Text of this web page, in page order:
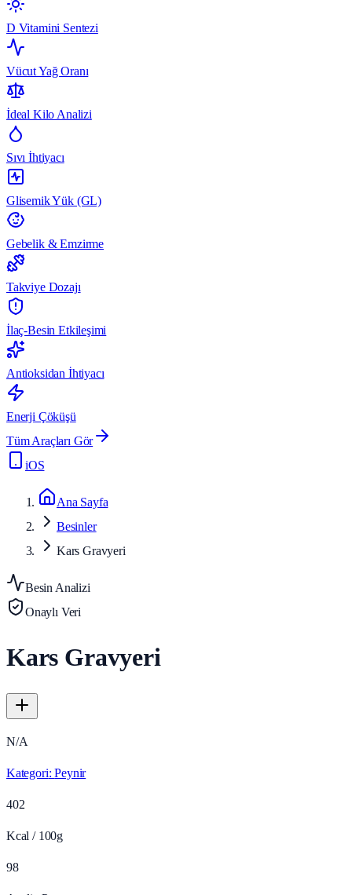
D Vitamini Sentezi
Vücut Yağ Oranı
İdeal Kilo Analizi
Sıvı İhtiyacı
Glisemik Yük (GL)
Gebelik & Emzirme
Takviye Dozajı
İlaç-Besin Etkileşimi
Antioksidan İhtiyacı
Enerji Çöküşü
Tüm Araçları Gör
iOS
Ana Sayfa
Besinler
Kars Gravyeri
Besin Analizi
Onaylı Veri
Kars Gravyeri
N/A
Kategori:Peynir
402
Kcal / 100g
98